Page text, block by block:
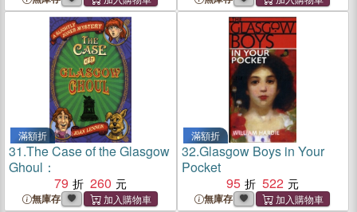
滿額折
31.The Case of the Glasgow
Ghoul：
79
260
無庫存
滿額折
32.Glasgow Boys in Your
Pocket
95
522
無庫存